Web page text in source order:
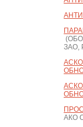
ЗАО,
АКО